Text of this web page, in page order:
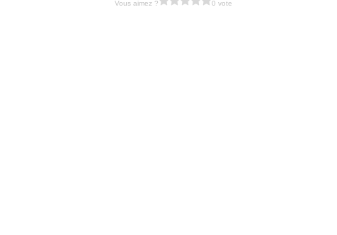
Vous aimez ? 0 vote